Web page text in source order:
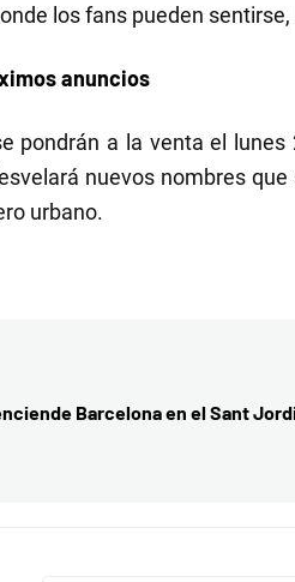
los fans pueden
anuncios
pondrán a la venta el
nuevos nombres
urbano.
Barcelona en el Sant